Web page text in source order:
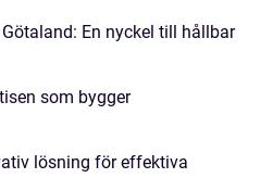
En nyckel till hållbar
som bygger
lösning för effektiva